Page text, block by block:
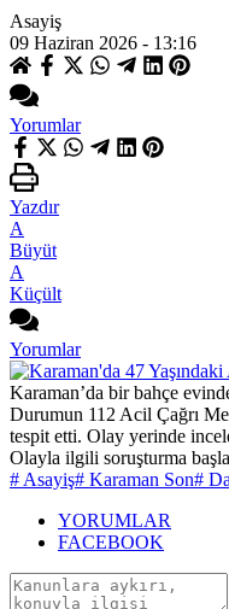
Asayiş
09 Haziran 2026 - 13:16
Yorumlar
Yazdır
A
Büyüt
A
Küçült
Yorumlar
Karaman’da bir bahçe
Durumun 112 Acil Çağrı
tespit etti. Olay yerinde
Olayla ilgili soruşturma
# Asayiş# Karaman Son#
YORUMLAR
FACEBOOK